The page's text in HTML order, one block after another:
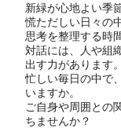
新緑が心地よい季
慌ただしい日々の
思考を整理する時
対話には、人や組
出す力があります。
忙しい毎日の中で
いますか。
ご自身や周囲との
ちませんか？